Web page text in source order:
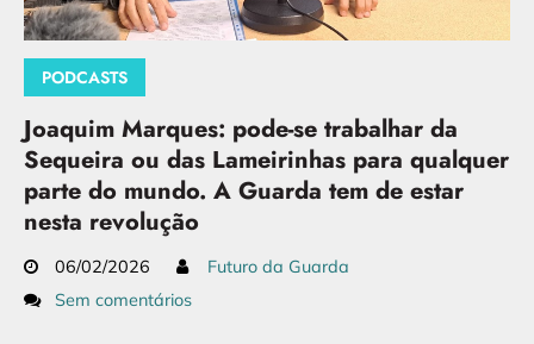
PODCASTS
Joaquim Marques: pode-se trabalhar da
Sequeira ou das Lameirinhas para qualquer
parte do mundo. A Guarda tem de estar
nesta revolução
06/02/2026
Futuro da Guarda
Sem comentários